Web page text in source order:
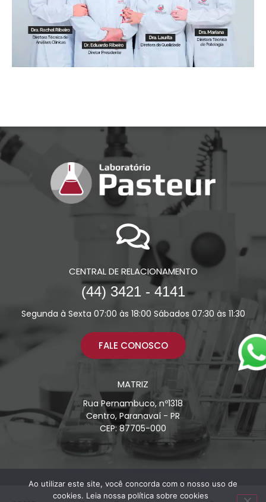
CENTRAL DE RELACIONAMENTO
(44) 3421 - 4141
Segunda à Sexta 07:00 às 18:00 Sábados 07:30 às 11:30
FALE CONOSCO
MATRIZ
Rua Pernambuco, nº1318
Centro, Paranavaí - PR
CEP: 87705-000
Ao utilizar este site, você concorda com o nosso uso de
cookies. Leia nossa política sobre cookies